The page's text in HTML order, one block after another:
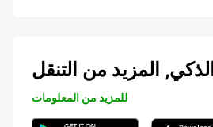
المزيد من التنقل
للمزيد من المعلومات